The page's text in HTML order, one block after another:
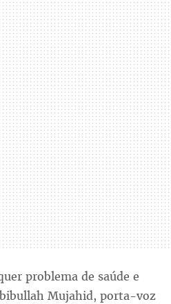
problema de saúde e
Mujahid, porta-voz